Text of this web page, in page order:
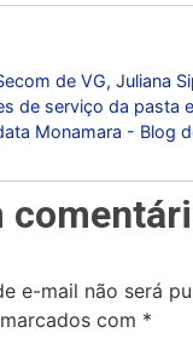
de VG, Juliana
de serviço da pasta
Monamara - Blog
e-mail não será
com *